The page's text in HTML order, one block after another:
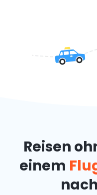
Reisen
einem